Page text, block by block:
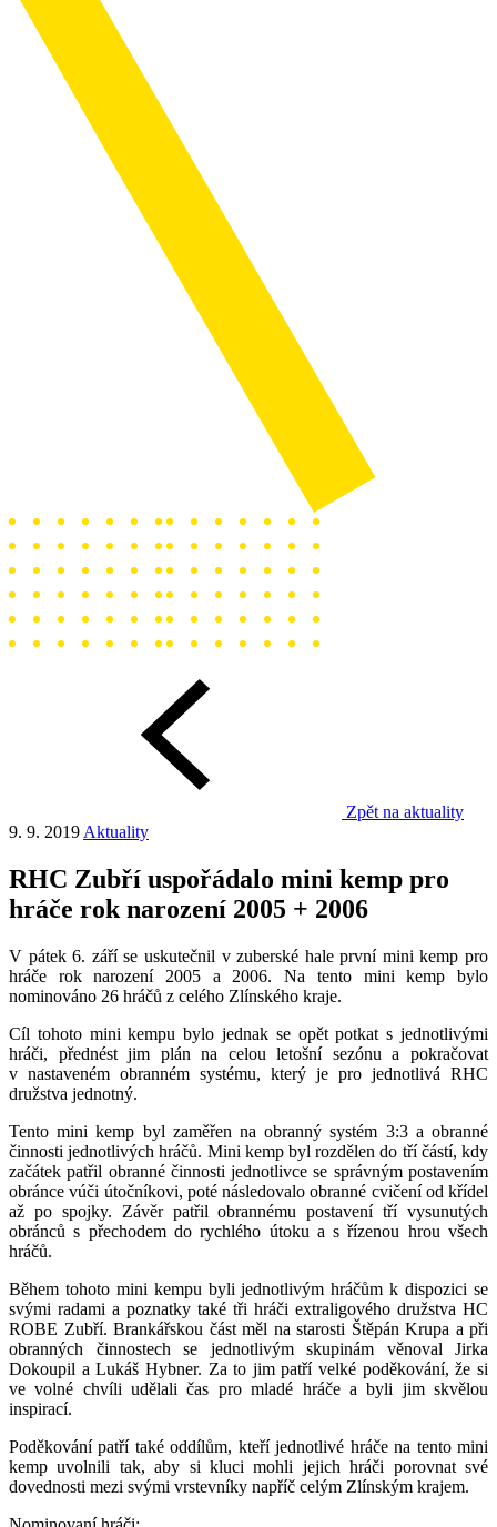
Zpět na aktuality
9. 9. 2019 Aktuality
RHC Zubří uspořádalo mini kemp pro
hráče rok narození 2005 + 2006
V pátek 6. září se uskutečnil v zuberské hale první mini kemp pro
hráče rok narození 2005 a 2006. Na tento mini kemp bylo
nominováno 26 hráčů z celého Zlínského kraje.
Cíl tohoto mini kempu bylo jednak se opět potkat s jednotlivými
hráči, přednést jim plán na celou letošní sezónu a pokračovat
v nastaveném obranném systému, který je pro jednotlivá RHC
družstva jednotný.
Tento mini kemp byl zaměřen na obranný systém 3:3 a obranné
činnosti jednotlivých hráčů. Mini kemp byl rozdělen do tří částí, kdy
začátek patřil obranné činnosti jednotlivce se správným postavením
obránce vúči útočníkovi, poté následovalo obranné cvičení od křídel
až po spojky. Závěr patřil obrannému postavení tří vysunutých
obránců s přechodem do rychlého útoku a s řízenou hrou všech
hráčů.
Během tohoto mini kempu byli jednotlivým hráčům k dispozici se
svými radami a poznatky také tři hráči extraligového družstva HC
ROBE Zubří. Brankářskou část měl na starosti Štěpán Krupa a při
obranných činnostech se jednotlivým skupinám věnoval Jirka
Dokoupil a Lukáš Hybner. Za to jim patří velké poděkování, že si
ve volné chvíli udělali čas pro mladé hráče a byli jim skvělou
inspirací.
Poděkování patří také oddílům, kteří jednotlivé hráče na tento mini
kemp uvolnili tak, aby si kluci mohli jejich hráči porovnat své
dovednosti mezi svými vrstevníky napříč celým Zlínským krajem.